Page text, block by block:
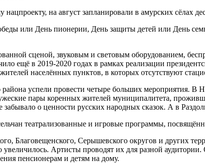
на август запланировали в амурских сёлах
или День пионерии, День защиты детей или День
сценой, звуковым и световым оборудованием,
ещё в 2019-2020 годах в рамках реализации
населённых пунктов, в которых отсутствуют
успели провести четыре больших мероприятия.
пары коренных жителей муниципалитета,
о ценности русских народных сказок. А в
театрализованные и игровые программы,
Благовещенского, Серышевского округов и других
Артисты проводят их для разной
пенсионерам и детям на дому.